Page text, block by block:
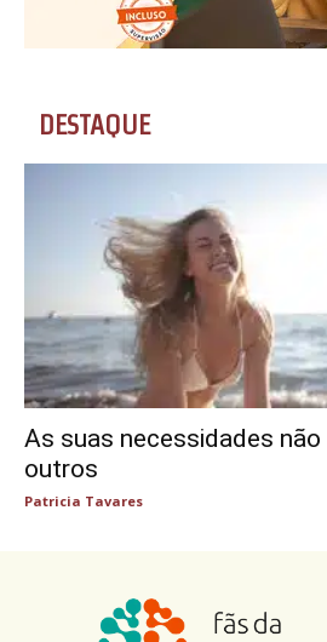
DESTAQUE
As suas necessidades
outros
Patricia Tavares